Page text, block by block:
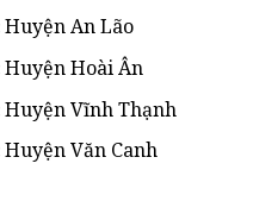
An Lão
Hoài Ân
Vĩnh Thạnh
Văn Canh